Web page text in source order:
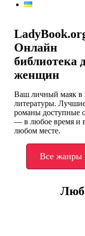
Онлайн
библиотека
женщин
Ваш личный маяк в
литературы.
романы доступные
— в любое время и
любом месте.
Все жанры